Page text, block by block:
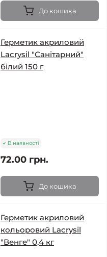
До кошика
Герметик акриловий
Lacrysil "Санітарний"
білий 150 г
В наявності
72.00 грн.
До кошика
Герметик акриловий
кольоровий Lacrysil
"Венге" 0,4 кг